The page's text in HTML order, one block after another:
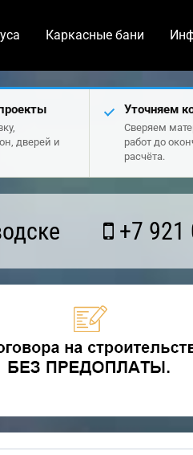
Каркасные бани
дверей и
Уточняем
Сверяем
работ до
расчёта.
+7 921